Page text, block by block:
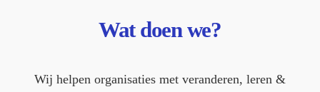
Watdoen we?
Wij helpen organisaties met veranderen, leren &